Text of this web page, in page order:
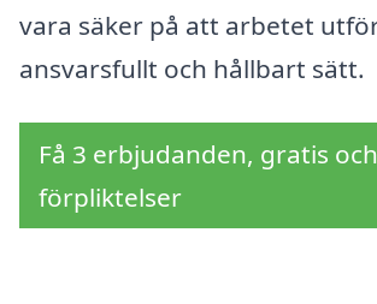
vara säker på att arbetet
ansvarsfullt och hållbart sätt.
Få 3 erbjudanden, gratis
förpliktelser